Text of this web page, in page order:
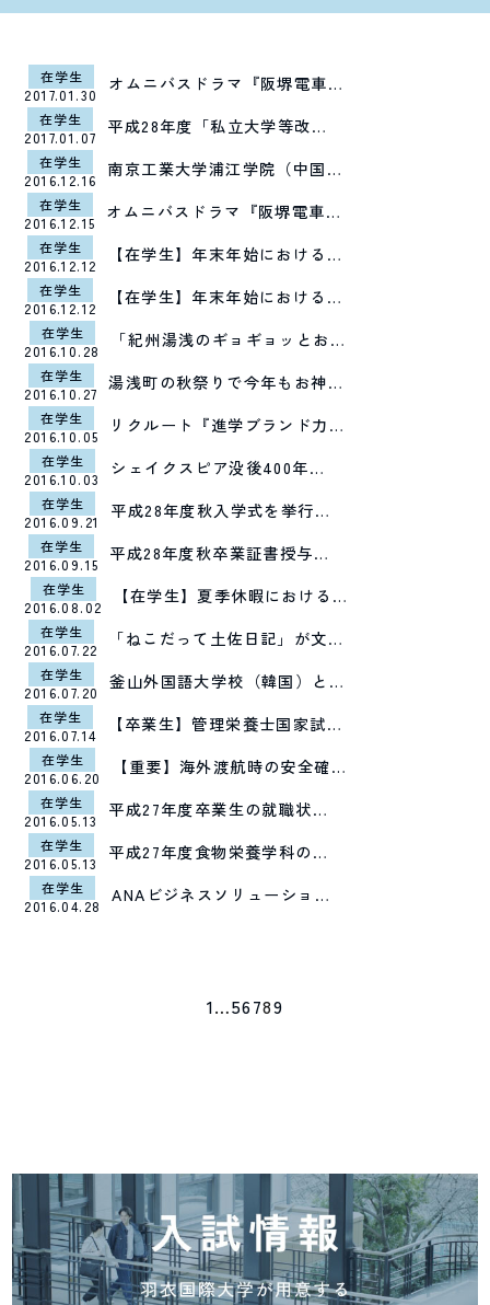
在学生
2017.01.30
オムニバスドラマ『阪堺電車…
在学生
2017.01.07
平成28年度「私立大学等改…
在学生
2016.12.16
南京工業大学浦江学院（中国…
在学生
2016.12.15
オムニバスドラマ『阪堺電車…
在学生
2016.12.12
【在学生】年末年始における…
在学生
2016.12.12
【在学生】年末年始における…
在学生
2016.10.28
「紀州湯浅のギョギョッとお…
在学生
2016.10.27
湯浅町の秋祭りで今年もお神…
在学生
2016.10.05
リクルート『進学ブランド力…
在学生
2016.10.03
シェイクスピア没後400年…
在学生
2016.09.21
平成28年度秋入学式を挙行…
在学生
2016.09.15
平成28年度秋卒業証書授与…
在学生
2016.08.02
【在学生】夏季休暇における…
在学生
2016.07.22
「ねこだって土佐日記」が文…
在学生
2016.07.20
釜山外国語大学校（韓国）と…
在学生
2016.07.14
【卒業生】管理栄養士国家試…
在学生
2016.06.20
【重要】海外渡航時の安全確…
在学生
2016.05.13
平成27年度卒業生の就職状…
在学生
2016.05.13
平成27年度食物栄養学科の…
在学生
2016.04.28
ANAビジネスソリューショ…
1…56789